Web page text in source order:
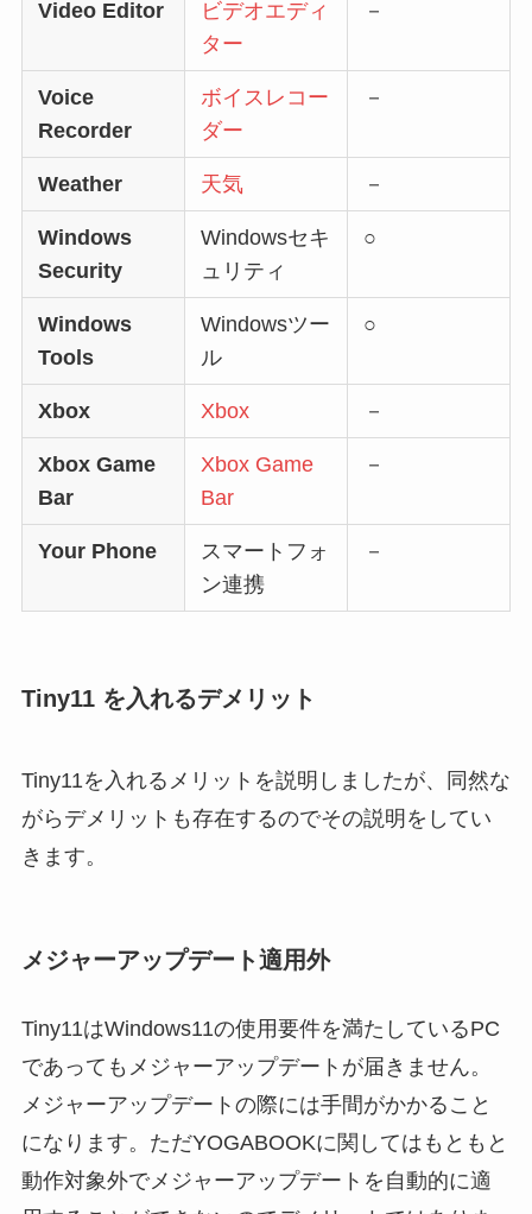
Video Editor
ビデオエディ
ター
－
Voice
Recorder
ボイスレコー
ダー
－
Weather 天気 －
Windows
Security
Windowsセキ
ュリティ
○
Windows
Tools
Windowsツー
ル
○
Xbox Xbox －
Xbox Game
Bar
Xbox Game
Bar
－
Your Phone
スマートフォ
ン連携
－
Tiny11 を入れるデメリット
Tiny11を入れるメリットを説明しましたが、同然な
がらデメリットも存在するのでその説明をしてい
きます。
メジャーアップデート適用外
Tiny11はWindows11の使用要件を満たしているPC
であってもメジャーアップデートが届きません。
メジャーアップデートの際には手間がかかること
になります。ただYOGABOOKに関してはもともと
動作対象外でメジャーアップデートを自動的に適